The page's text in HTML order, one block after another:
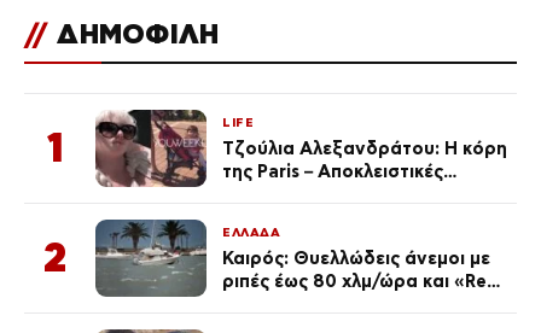
// ΔΗΜΟΦΙΛΗ
1
LIFE
Τζούλια Αλεξανδράτου: Η κόρη
της Paris – Αποκλειστικές
2
ΕΛΛΑΔΑ
Καιρός: Θυελλώδεις άνεμοι με
ριπές έως 80 χλμ/ώρα και «Red